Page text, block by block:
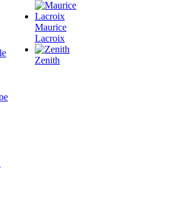
Maurice
Lacroix
Zenith